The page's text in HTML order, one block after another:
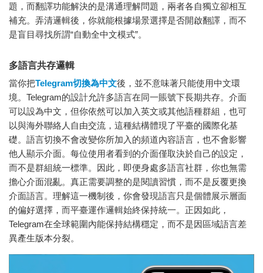
題，而翻譯功能解決的是溝通理解問題，兩者各自獨立卻相互
補充。弄清邏輯後，你就能根據場景選擇是否開啟翻譯，而不
是盲目尋找所謂“自動全中文模式”。
多語言共存邏輯
當你把Telegram切換為中文後，並不意味著只能使用中文環
境。Telegram的設計允許多語言在同一賬號下長期共存。介面
可以設為中文，但你依然可以加入英文或其他語種群組，也可
以與海外聯絡人自由交流，這種結構體現了平臺的國際化基
礎。語言切換不會改變你所加入的頻道內容語言，也不會影響
他人顯示介面。每位使用者看到的介面僅取決於自己的設定，
而不是群組統一標準。因此，即便身處多語言社群，你也無需
擔心介面混亂。真正需要調整的是閱讀習慣，而不是反覆更換
介面語言。理解這一機制後，你會發現語言只是個體展示層面
的偏好選擇，而平臺運作邏輯始終保持統一。正因如此，
Telegram在全球範圍內能保持結構穩定，而不是因區域語言差
異產生版本分裂。